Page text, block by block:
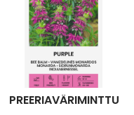
PREERIAVÄRIMINTTU